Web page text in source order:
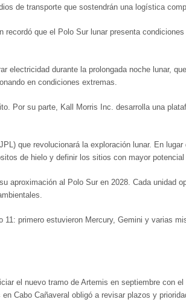
de transporte que sostendrán una logística
que el Polo Sur lunar presenta
durante la prolongada noche lunar,
en condiciones extremas.
Por su parte, Kall Morris Inc. desarrolla una
que revolucionará la exploración lunar. En
de hielo y definir los sitios con mayor
al Polo Sur en 2028. Cada unidad
primero estuvieron Mercury, Gemini y varias
el nuevo tramo de Artemis en septiembre con
Cabo Cañaveral obligó a revisar plazos y